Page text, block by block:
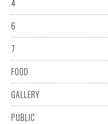
4
6
7
FOOD
GALLERY
PUBLIC